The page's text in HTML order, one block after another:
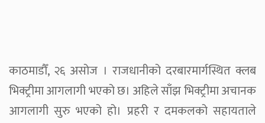
काठमाडौँ, २६ असोज । राजधानीको दरबारमार्गस्थित क्लब
भिक्ट्रीमा आगलागी भएको छ। अहिले साँझ भिक्ट्रीमा अचानक
आगलागी सुरु भएको हो। प्रहरी र दमकलको सहायताले